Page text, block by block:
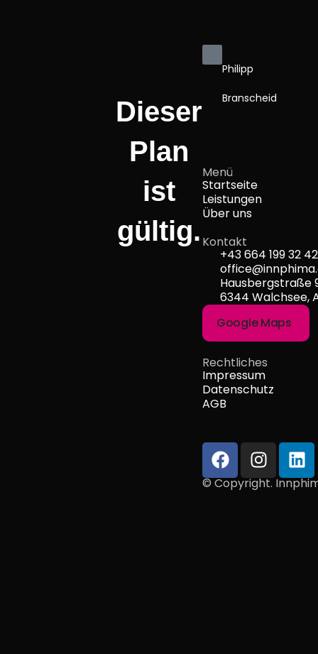
Dieser
Plan
ist
gültig.
Philipp
Branscheid
Menü
Startseite
Leistungen
Über uns
Kontakt
+43 664 199 32 42
Hausbergstraße
6344 Walchsee,
Google Maps
Rechtliches
Impressum
Datenschutz
AGB
© Copyright.